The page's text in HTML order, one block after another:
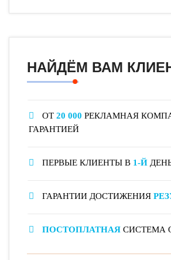
НАЙДЁМ ВАМ
ОТ 20 000 РЕКЛАМНАЯ
ГАРАНТИЕЙ
ПЕРВЫЕ КЛИЕНТЫ В 1-Й
ГАРАНТИИ ДОСТИЖЕНИЯ
ПОСТОПЛАТНАЯ СИСТЕМА